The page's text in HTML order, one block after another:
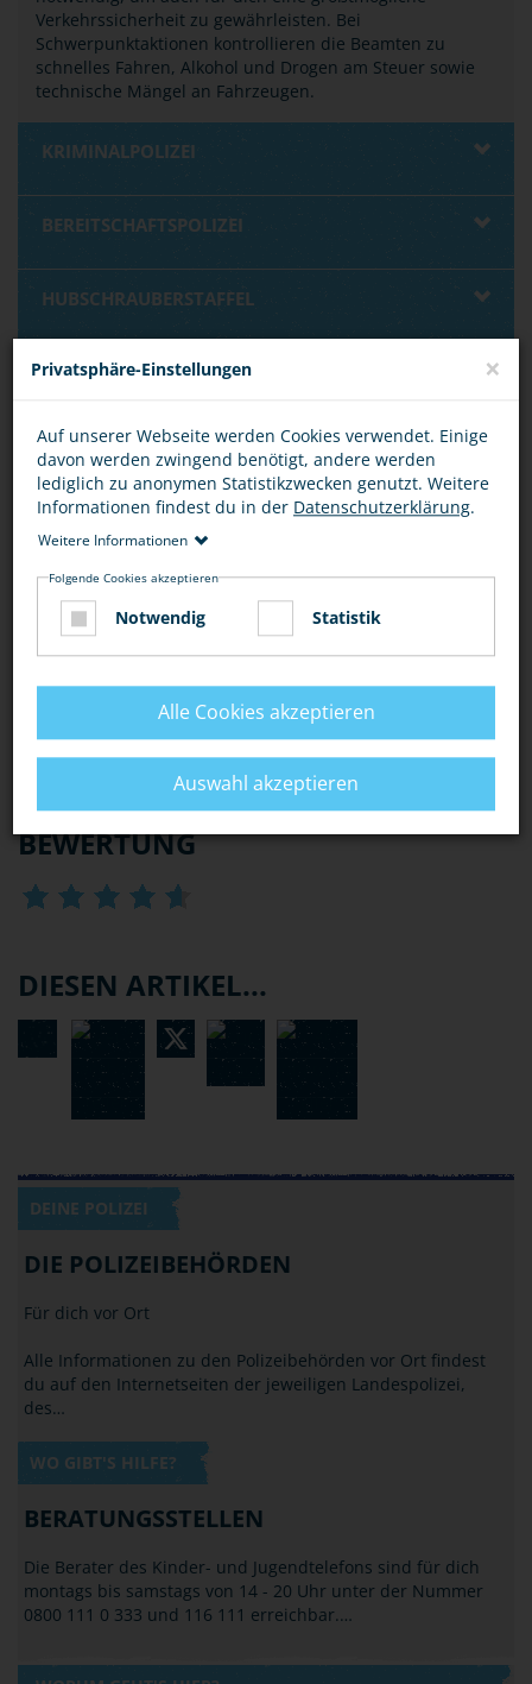
Verkehrssicherheit zu gewährleisten. Bei
Schwerpunktaktionen kontrollieren die Beamten zu
schnelles Fahren, Alkohol und Drogen am Steuer sowie
technische Mängel an Fahrzeugen.
KRIMINALPOLIZEI
BEREITSCHAFTSPOLIZEI
HUBSCHRAUBERSTAFFEL
HUNDE- UND REITERSTAFFEL
BUNDESPOLIZEI
BUNDESKRIMINALAMT
WASSERSCHUTZPOLIZEI
BEWERTUNG
DIESEN ARTIKEL...
DEINE POLIZEI
DIE POLIZEIBEHÖRDEN
Für dich vor Ort
Alle Informationen zu den Polizeibehörden vor Ort findest
du auf den Internetseiten der jeweiligen Landespolizei,
des…
WO GIBT'S HILFE?
BERATUNGSSTELLEN
Die Berater des Kinder- und Jugendtelefons sind für dich
montags bis samstags von 14 - 20 Uhr unter der Nummer
0800 111 0 333 und 116 111 erreichbar.…
Privatsphäre-Einstellungen ×
Auf unserer Webseite werden Cookies verwendet. Einige
davon werden zwingend benötigt, andere werden
lediglich zu anonymen Statistikzwecken genutzt. Weitere
Informationen findest du in der Datenschutzerklärung.
Weitere Informationen
Folgende Cookies akzeptieren
Notwendig Statistik
Alle Cookies akzeptieren
Auswahl akzeptieren